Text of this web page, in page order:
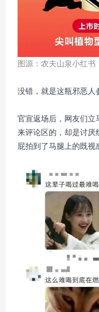
图源：农夫山泉小红书
没错，就是这瓶邪恶
官宣返场后，网友们立
来评论区的，却是讨厌
屁拍到了马腿上的既视